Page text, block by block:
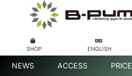
SHOP ENGLISH
NEWS ACCESS PRICE